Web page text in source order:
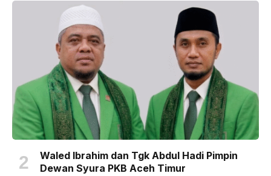
Waled Ibrahim dan Tgk Abdul Hadi Pimpin
Dewan Syura PKB Aceh Timur